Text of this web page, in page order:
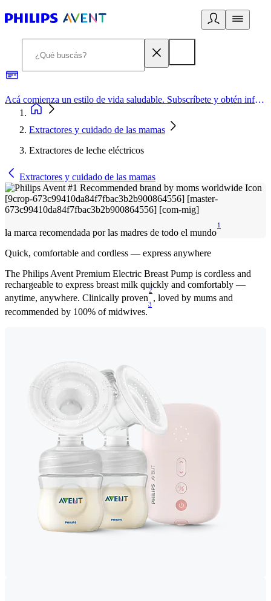
Acá comienza un estilo de vida saludable. Subscríbete y obtén información de primera mano
Extractores y cuidado de las mamas
Extractores de leche eléctricos
Extractores y cuidado de las mamas
la marca recomendada por las madres de todo el mundo
1
Quick, comfortable and cordless — express anywhere
The Philips Avent Premium Electric Breast Pump is cordless and
rechargeable to express breast milk quickly and comfortably —
anytime, anywhere. Clinically proven
2
, loved by mums and
recommended by 100% of midwives.
3